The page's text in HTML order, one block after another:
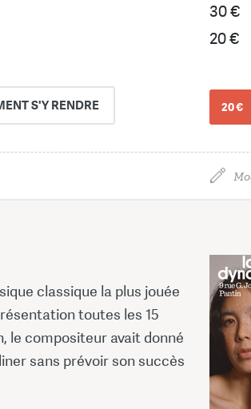
S'Y RENDRE
30 €
20 €
20 €
classique la plus jouée
toutes les 15
le compositeur avait donné
sans prévoir son succès